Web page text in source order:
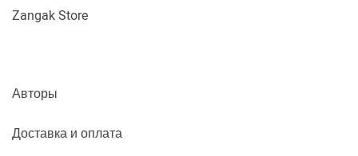
Zangak Store
Авторы
Доставка и оплата